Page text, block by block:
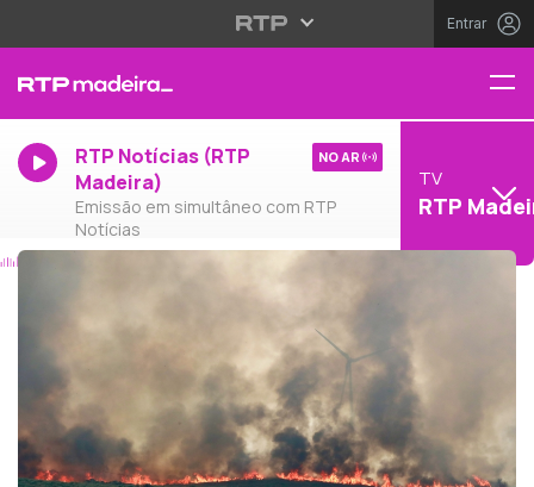
Entrar
RTP Notícias (RTP
Madeira)
Emissão em simultâneo com RTP
Notícias
NO AR
TV
RTP